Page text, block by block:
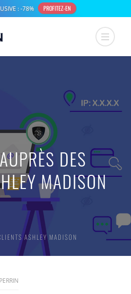
DES
MADISON
ASHLEY MADISON